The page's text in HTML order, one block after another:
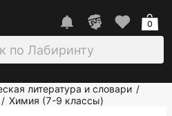
0
литература и словари /
/ Химия (7-9 классы)